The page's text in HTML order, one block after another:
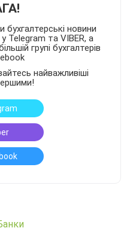
новини
Telegram та VIBER, а
групі бухгалтерів
найважливіші